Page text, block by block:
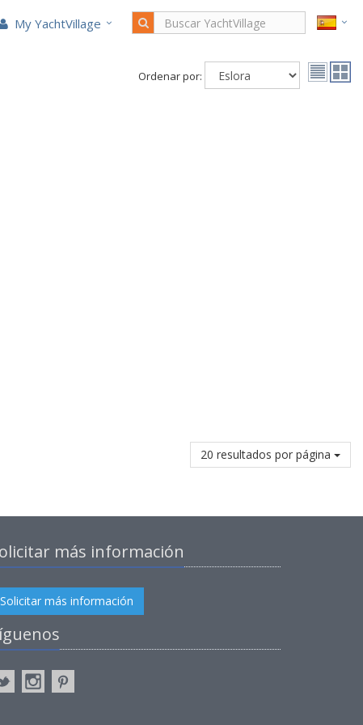
My YachtVillage
Ordenar por:
20 resultados por página
más información
Solicitar más información